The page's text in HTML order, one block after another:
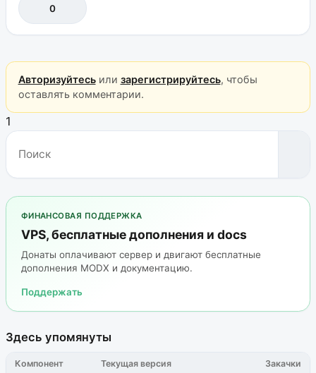
0
Авторизуйтесьили зарегистрируйтесь, чтобы
оставлять комментарии.
1
ФИНАНСОВАЯ ПОДДЕРЖКА
VPS, бесплатные дополнения и docs
Донаты оплачивают сервер и двигают бесплатные
дополнения MODX и документацию.
Поддержать
Здесь упомянуты
Компонент Текущая версия Закачки